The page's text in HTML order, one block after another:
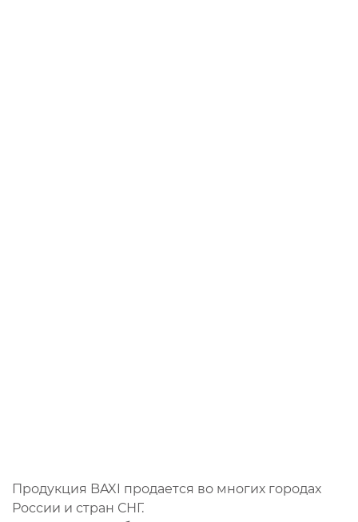
Продукция BAXI продается во многих городах
России и стран СНГ.